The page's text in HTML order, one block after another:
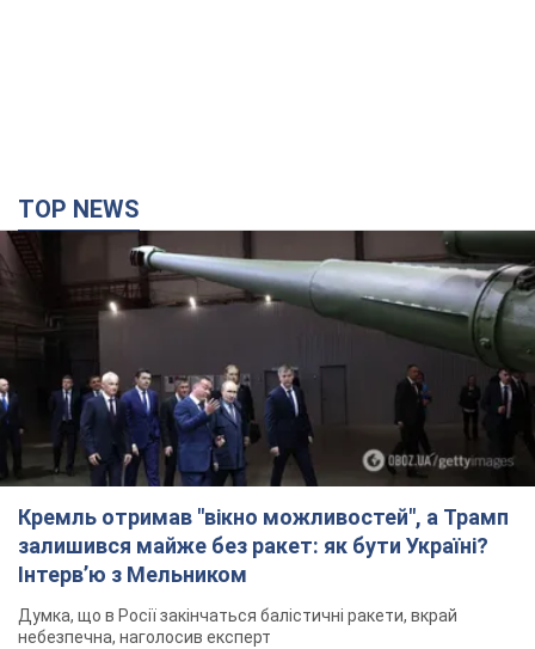
TOP NEWS
Кремль отримав "вікно можливостей", а Трамп
залишився майже без ракет: як бути Україні?
Інтерв’ю з Мельником
Думка, що в Росії закінчаться балістичні ракети, вкрай
небезпечна, наголосив експерт